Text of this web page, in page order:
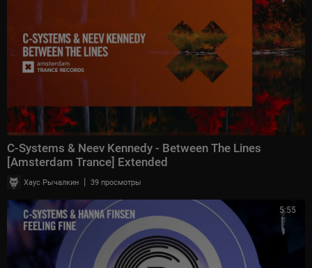
C-Systems & Neev Kennedy - Between The Lines
[Amsterdam Trance] Extended
Хаус Рычалкин | 39 просмотры
5:55